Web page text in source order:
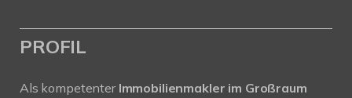
PROFIL
Als kompetenter Immobilienmakler im Großraum